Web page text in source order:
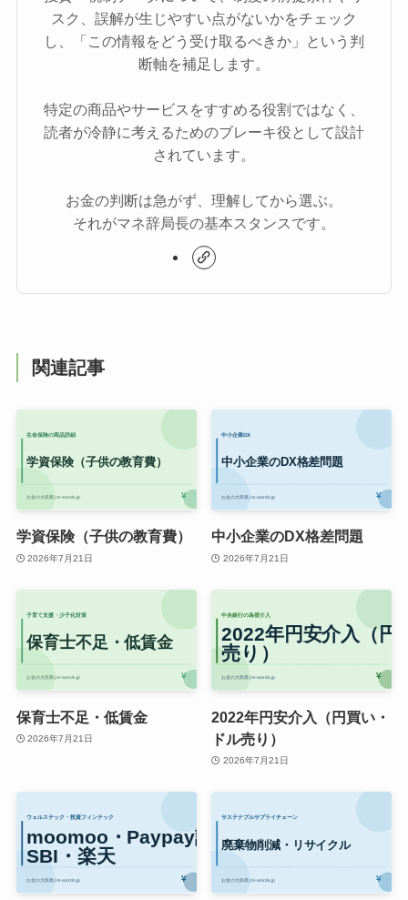
スク、誤解が生じやすい点がないかをチェック
し、「この情報をどう受け取るべきか」という判
断軸を補足します。
特定の商品やサービスをすすめる役割ではなく、
読者が冷静に考えるためのブレーキ役として設計
されています。
お金の判断は急がず、理解してから選ぶ。
それがマネ辞局長の基本スタンスです。
関連記事
学資保険（子供の教育費）
2026年7月21日
中小企業のDX格差問題
2026年7月21日
保育士不足・低賃金
2026年7月21日
2022年円安介入（円買い・
ドル売り）
2026年7月21日